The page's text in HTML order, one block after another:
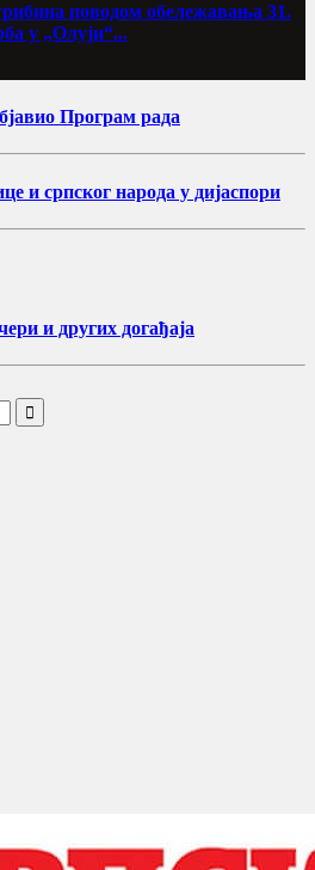
поводом обележавања 31.
у „Олуји“...
Програм рада
и српског народа у дијаспори
и других догађаја